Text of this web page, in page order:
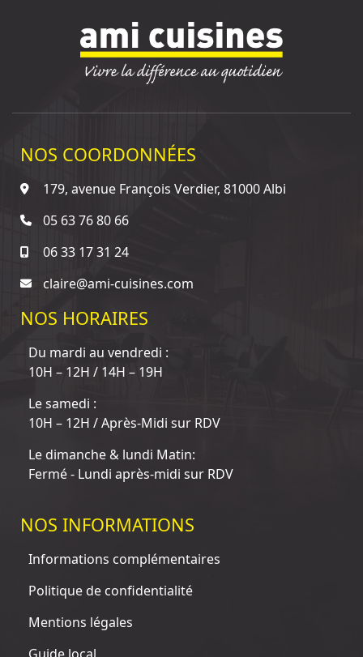
NOS COORDONNÉES
179, avenue François Verdier, 81000 Albi
05 63 76 80 66
06 33 17 31 24
claire@ami-cuisines.com
NOS HORAIRES
Du mardi au vendredi :
10H – 12H / 14H – 19H
Le samedi :
10H – 12H / Après-Midi sur RDV
Le dimanche & lundi Matin:
Fermé - Lundi après-midi sur RDV
NOS INFORMATIONS
Informations complémentaires
Politique de confidentialité
Mentions légales